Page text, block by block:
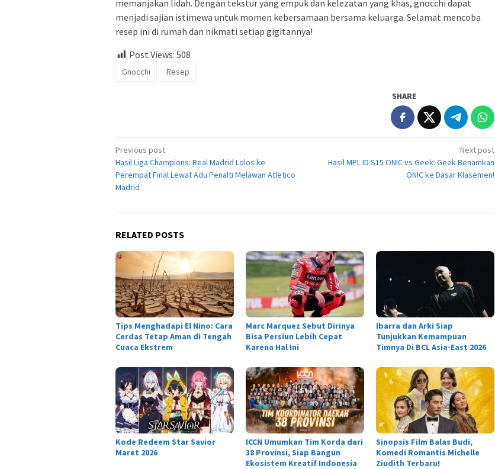
memanjakan lidah. Dengan tekstur yang empuk dan kelezatan yang khas, gnocchi dapat
menjadi sajian istimewa untuk momen kebersamaan bersama keluarga. Selamat mencoba
resep ini di rumah dan nikmati setiap gigitannya!
Post Views: 508
Gnocchi Resep
SHARE
Post
navigation
Previous post
Hasil Liga Champions: Real Madrid Lolos ke
Perempat Final Lewat Adu Penalti Melawan Atletico
Madrid
Next post
Hasil MPL ID S15 ONIC vs Geek: Geek Benamkan
ONIC ke Dasar Klasemen!
RELATED POSTS
Tips Menghadapi El Nino: Cara
Cerdas Tetap Aman di Tengah
Cuaca Ekstrem
Marc Marquez Sebut Dirinya
Bisa Persiun Lebih Cepat
Karena Hal Ini
Ibarra dan Arki Siap
Tunjukkan Kemampuan
Timnya Di BCL Asia-East 2026
Kode Redeem Star Savior
Maret 2026
ICCN Umumkan Tim Korda dari
38 Provinsi, Siap Bangun
Ekosistem Kreatif Indonesia
Sinopsis Film Balas Budi,
Komedi Romantis Michelle
Ziudith Terbaru!